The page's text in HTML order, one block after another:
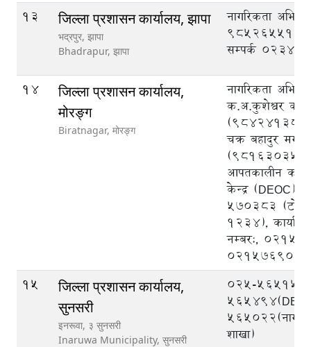
13 जिल्ला प्रशासन कार्यालय, झापा
भद्रपुर, झापा
Bhadrapur, झापा
नागरिकता
9852655125,
सम्पर्क
14
जिल्ला प्रशासन कार्यालय,
मोरङ्ग
Biratnagar, मोरङ्ग
नागरिकता
क.अ.कुशेश्वर
चक्र बहादुर मगर
आपतकालीन
केन्द्र (DEOC),
570383 (टोल
1234),
नम्बर:,
021576908
15
जिल्ला प्रशासन कार्यालय,
सुनसरी
इनरूवा, ३ सुनसरी
Inaruwa Municipality, सुनसरी
025-
शाखा)